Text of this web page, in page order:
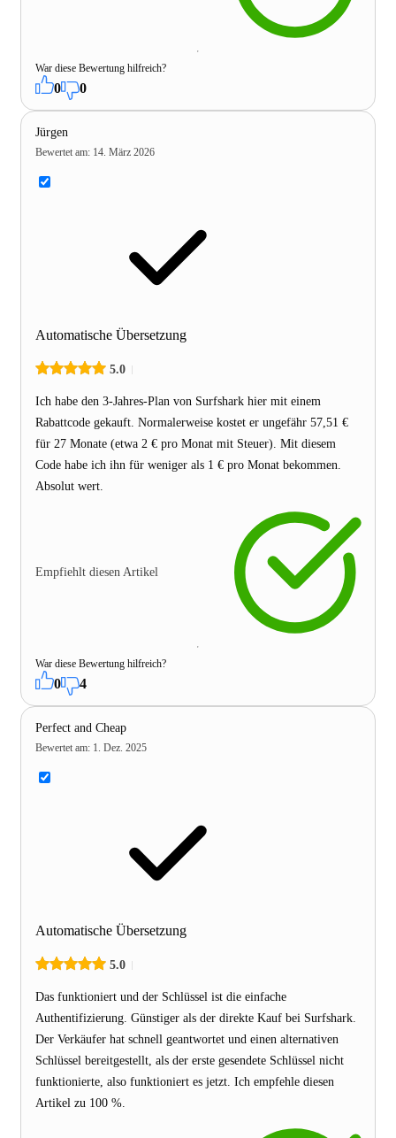
War diese Bewertung hilfreich?
0 0
Jürgen
Bewertet am: 14. März 2026
Automatische Übersetzung
5.0
Ich habe den 3-Jahres-Plan von Surfshark hier mit einem
Rabattcode gekauft. Normalerweise kostet er ungefähr 57,51 €
für 27 Monate (etwa 2 € pro Monat mit Steuer). Mit diesem
Code habe ich ihn für weniger als 1 € pro Monat bekommen.
Absolut wert.
Empfiehlt diesen Artikel
War diese Bewertung hilfreich?
0 4
Perfect and Cheap
Bewertet am: 1. Dez. 2025
Automatische Übersetzung
5.0
Das funktioniert und der Schlüssel ist die einfache
Authentifizierung. Günstiger als der direkte Kauf bei Surfshark.
Der Verkäufer hat schnell geantwortet und einen alternativen
Schlüssel bereitgestellt, als der erste gesendete Schlüssel nicht
funktionierte, also funktioniert es jetzt. Ich empfehle diesen
Artikel zu 100 %.